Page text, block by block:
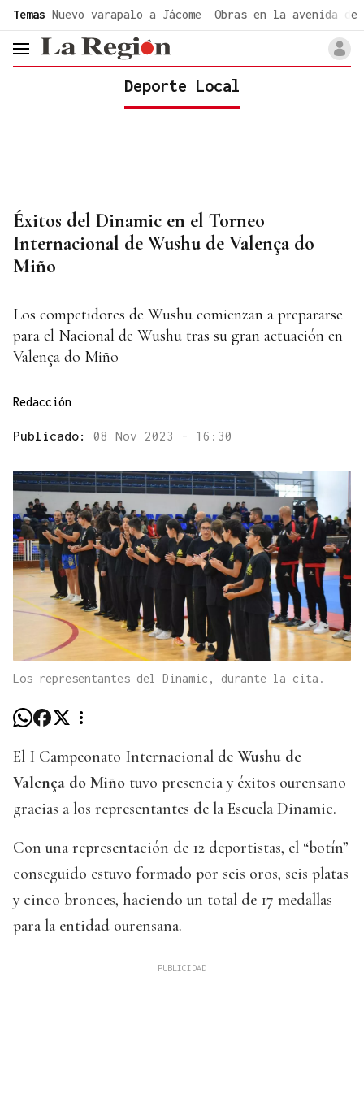
Temas Nuevo varapalo a Jácome Obras en la avenida de
header.menu.open
Deporte Local
Éxitos del Dinamic en el Torneo
Internacional de Wushu de Valença do
Miño
Los competidores de Wushu comienzan a prepararse
para el Nacional de Wushu tras su gran actuación en
Valença do Miño
Redacción
Publicado: 08 Nov 2023 - 16:30
Los representantes del Dinamic, durante la cita.
El I Campeonato Internacional de Wushu de
Valença do Miño tuvo presencia y éxitos ourensano
gracias a los representantes de la Escuela Dinamic.
Con una representación de 12 deportistas, el “botín”
conseguido estuvo formado por seis oros, seis platas
y cinco bronces, haciendo un total de 17 medallas
para la entidad ourensana.